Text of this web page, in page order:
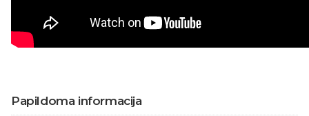
Papildoma informacija